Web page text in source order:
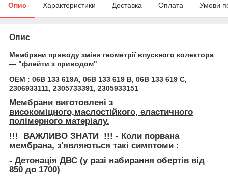
Опис Характеристики Доставка Оплата Умови
Опис
Мембрани приводу зміни геометрії впускного колектора
— "флейти з приводом"
ОЕМ : 06B 133 619A, 06B 133 619 B, 06B 133 619 C,
2306933111, 2305733391, 2305933151
Мембрани виготовлені з
високоміцного,маслостійкого, еластичного
полімерного матеріалу.
!!! ВАЖЛИВО ЗНАТИ !!! - Коли порвана
мембрана, з'являються такі симптоми :
- Детонація ДВС (у разі набирання обертів від
850 до 1700)